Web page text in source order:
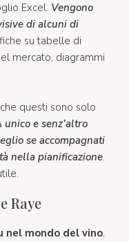
Excel. Vengono
di alcuni di
su tabelle di
mercato, diagrammi
questi sono solo
e senz’altro
se accompagnati
nella pianificazione.
Raye
nel mondo del vino,